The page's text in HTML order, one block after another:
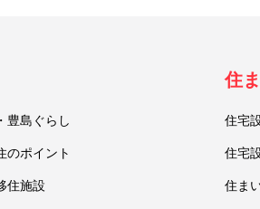
豊島ぐらし
のポイント
住施設
住
住宅
住宅
住ま